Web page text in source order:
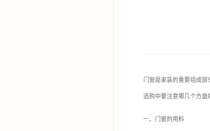
门窗是家装的重要组成
选购中要注意哪几个方面
一、门窗的用料